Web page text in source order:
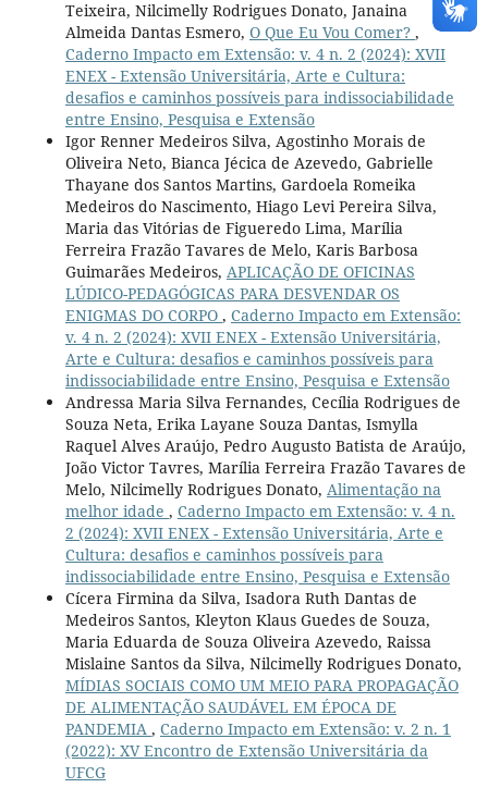
Teixeira, Nilcimelly Rodrigues Donato, Janaina
Almeida Dantas Esmero, O Que Eu Vou Comer? ,
Caderno Impacto em Extensão: v. 4 n. 2 (2024): XVII
ENEX - Extensão Universitária, Arte e Cultura:
desafios e caminhos possíveis para indissociabilidade
entre Ensino, Pesquisa e Extensão
Igor Renner Medeiros Silva, Agostinho Morais de
Oliveira Neto, Bianca Jécica de Azevedo, Gabrielle
Thayane dos Santos Martins, Gardoela Romeika
Medeiros do Nascimento, Hiago Levi Pereira Silva,
Maria das Vitórias de Figueredo Lima, Marília
Ferreira Frazão Tavares de Melo, Karis Barbosa
Guimarães Medeiros, APLICAÇÃO DE OFICINAS
LÚDICO-PEDAGÓGICAS PARA DESVENDAR OS
ENIGMAS DO CORPO , Caderno Impacto em Extensão:
v. 4 n. 2 (2024): XVII ENEX - Extensão Universitária,
Arte e Cultura: desafios e caminhos possíveis para
indissociabilidade entre Ensino, Pesquisa e Extensão
Andressa Maria Silva Fernandes, Cecília Rodrigues de
Souza Neta, Erika Layane Souza Dantas, Ismylla
Raquel Alves Araújo, Pedro Augusto Batista de Araújo,
João Victor Tavres, Marília Ferreira Frazão Tavares de
Melo, Nilcimelly Rodrigues Donato, Alimentação na
melhor idade , Caderno Impacto em Extensão: v. 4 n.
2 (2024): XVII ENEX - Extensão Universitária, Arte e
Cultura: desafios e caminhos possíveis para
indissociabilidade entre Ensino, Pesquisa e Extensão
Cícera Firmina da Silva, Isadora Ruth Dantas de
Medeiros Santos, Kleyton Klaus Guedes de Souza,
Maria Eduarda de Souza Oliveira Azevedo, Raissa
Mislaine Santos da Silva, Nilcimelly Rodrigues Donato,
MÍDIAS SOCIAIS COMO UM MEIO PARA PROPAGAÇÃO
DE ALIMENTAÇÃO SAUDÁVEL EM ÉPOCA DE
PANDEMIA , Caderno Impacto em Extensão: v. 2 n. 1
(2022): XV Encontro de Extensão Universitária da
UFCG